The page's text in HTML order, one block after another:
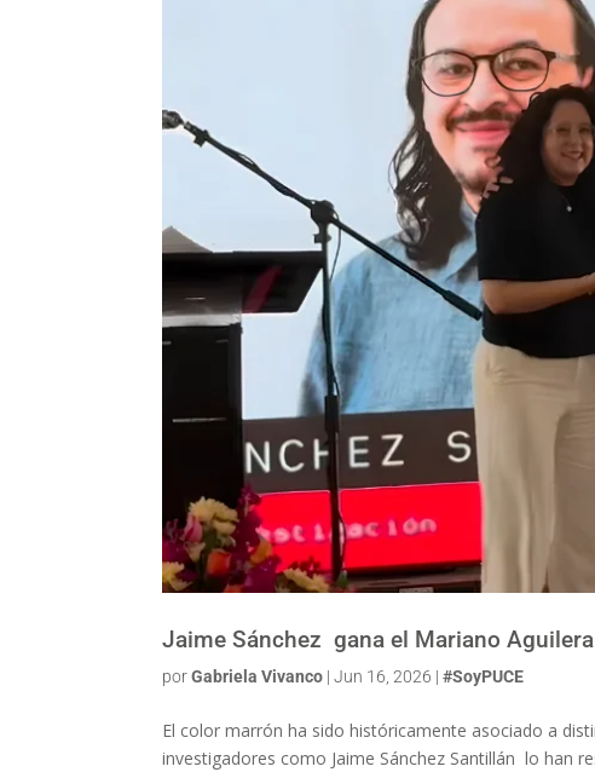
Jaime Sánchez gana el Mariano
porGabriela Vivanco |Jun 16, 2026 |#SoyPUCE
El color marrón ha sido históricamente asociado a
investigadores como Jaime Sánchez Santillán lo han